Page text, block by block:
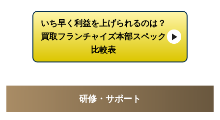
いち早く利益を上げられるのは？
買取フランチャイズ本部スペック
比較表
研修・サポート